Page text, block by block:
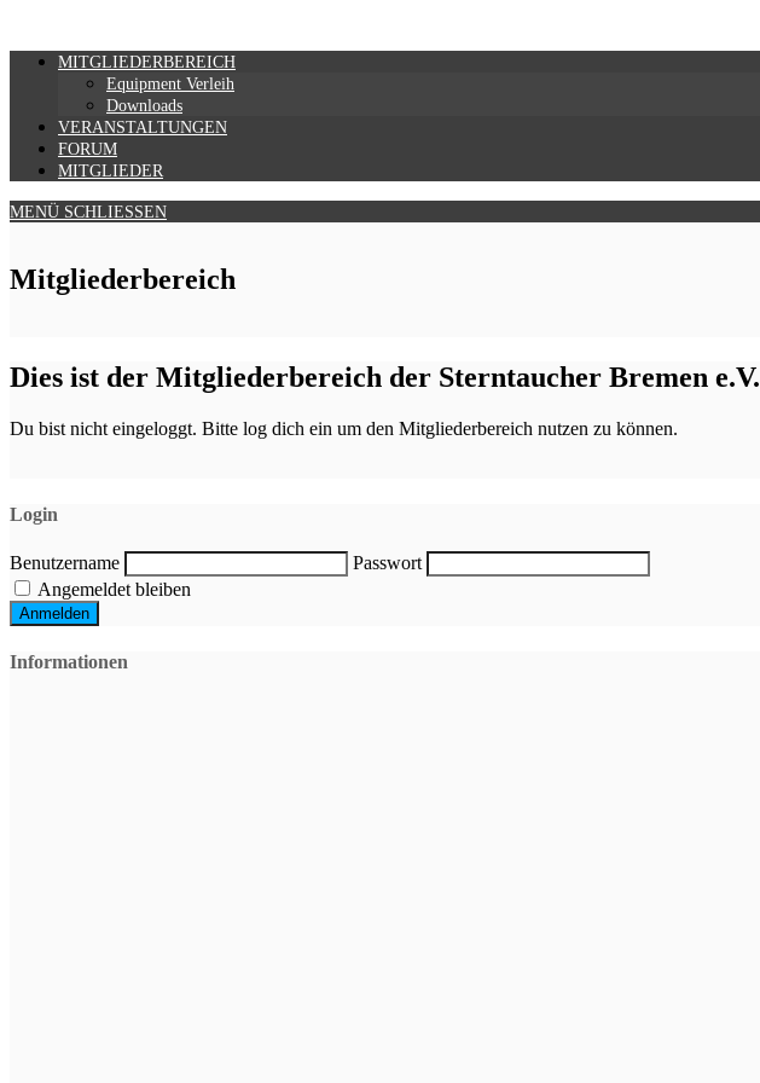
springenMITGLIEDERBEREICH
Equipment Verleih
Downloads
VERANSTALTUNGEN
FORUM
MITGLIEDER
MENÜ SCHLIESSEN
Mitgliederbereich
Dies ist der Mitgliederbereich der Sterntaucher Bremen e.V.
Du bist nicht eingeloggt. Bitte log dich ein um den Mitgliederbereich nutzen zu können.
Login
Benutzername
Passwort
Angemeldet bleiben
Informationen